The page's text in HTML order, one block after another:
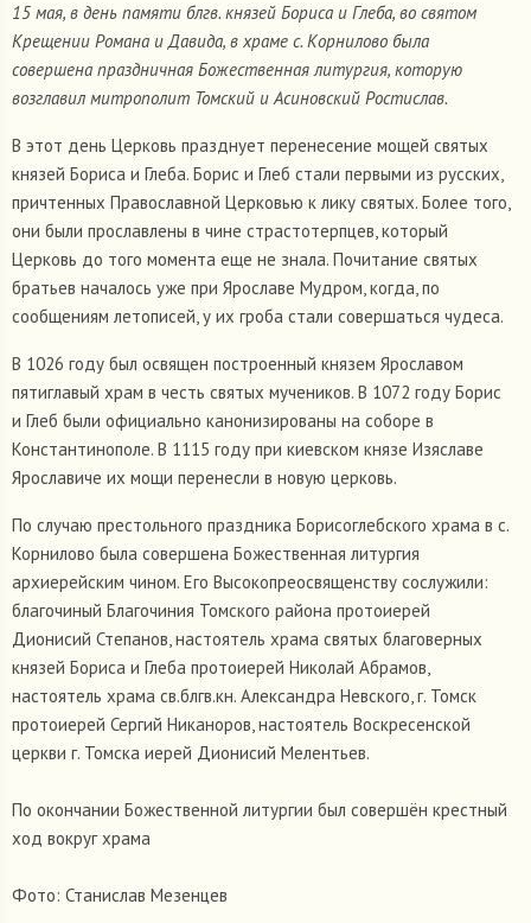
15 мая, в день памяти блгв. князей Бориса и Глеба, во святом
Крещении Романа и Давида, в храме с. Корнилово была
совершена праздничная Божественная литургия, которую
возглавил митрополит Томский и Асиновский Ростислав.
В этот день Церковь празднует перенесение мощей святых
князей Бориса и Глеба. Борис и Глеб стали первыми из русских,
причтенных Православной Церковью к лику святых. Более того,
они были прославлены в чине страстотерпцев, который
Церковь до того момента еще не знала. Почитание святых
братьев началось уже при Ярославе Мудром, когда, по
сообщениям летописей, у их гроба стали совершаться чудеса.
В 1026 году был освящен построенный князем Ярославом
пятиглавый храм в честь святых мучеников. В 1072 году Борис
и Глеб были официально канонизированы на соборе в
Константинополе. В 1115 году при киевском князе Изяславе
Ярославиче их мощи перенесли в новую церковь.
По случаю престольного праздника Борисоглебского храма в с.
Корнилово была совершена Божественная литургия
архиерейским чином. Его Высокопреосвященству сослужили:
благочиный Благочиния Томского района протоиерей
Дионисий Степанов, настоятель храма святых благоверных
князей Бориса и Глеба протоиерей Николай Абрамов,
настоятель храма св.блгв.кн. Александра Невского, г. Томск
протоиерей Сергий Никаноров, настоятель Воскресенской
церкви г. Томска иерей Дионисий Мелентьев.
По окончании Божественной литургии был совершён крестный
ход вокруг храма
Фото: Станислав Мезенцев